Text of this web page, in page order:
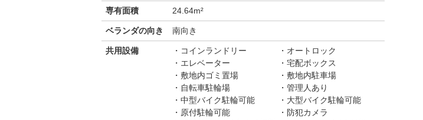
専有面積 24.64m²
ベランダの向き 南向き
共用設備 コインランドリー
オートロック
エレベーター
宅配ボックス
敷地内ゴミ置場
敷地内駐車場
自転車駐輪場
管理人あり
中型バイク駐輪可能
大型バイク駐輪可能
原付駐輪可能
防犯カメラ